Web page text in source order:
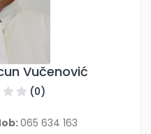
Vučenović
(0)
065 634 163